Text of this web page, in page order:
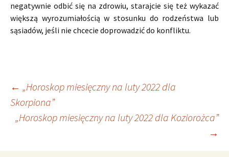
negatywnie odbić się na zdrowiu, starajcie się też wykazać
większą wyrozumiałością w stosunku do rodzeństwa lub
sąsiadów, jeśli nie chcecie doprowadzić do konfliktu.
Nawigacja
wpisu
← „Horoskop miesięczny na luty 2022 dla
Skorpiona”
„Horoskop miesięczny na luty 2022 dla Koziorożca”
→